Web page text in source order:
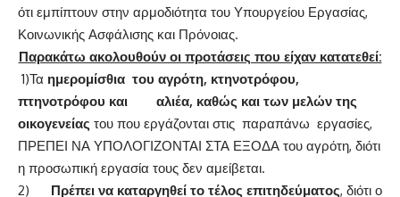
ότι εμπίπτουν στην αρμοδιότητα του Υπουργείου Εργασίας,
Κοινωνικής Ασφάλισης και Πρόνοιας.
Παρακάτω ακολουθούν οι προτάσεις που είχαν κατατεθεί:
1)Τα ημερομίσθια του αγρότη, κτηνοτρόφου,
πτηνοτρόφου και αλιέα, καθώς και των μελών της
οικογενείας του που εργάζονται στις παραπάνω εργασίες,
ΠΡΕΠΕΙ ΝΑ ΥΠΟΛΟΓΙΖΟΝΤΑΙ ΣΤΑ ΕΞΟΔΑ του αγρότη, διότι
η προσωπική εργασία τους δεν αμείβεται.
2) Πρέπει να καταργηθεί το τέλος επιτηδεύματος, διότι ο